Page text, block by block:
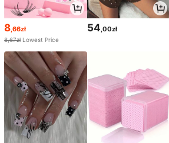
8,66zł
8,67zł Lowest Price
54,00zł